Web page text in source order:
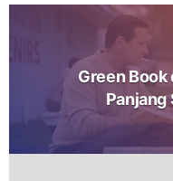
Green Book
Panjang